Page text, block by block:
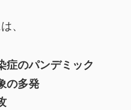
、
症のパンデミック
の多発